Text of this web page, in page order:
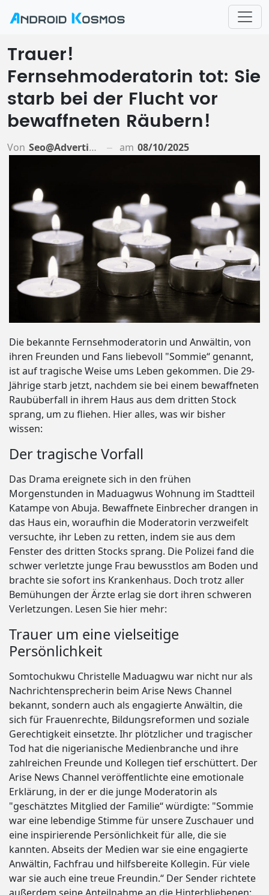
Trauer!
Fernsehmoderatorin tot: Sie
starb bei der Flucht vor
bewaffneten Räubern!
Von Seo@advertiso.de am 08/10/2025
Die bekannte Fernsehmoderatorin und Anwältin, von
ihren Freunden und Fans liebevoll "Sommie“ genannt,
ist auf tragische Weise ums Leben gekommen. Die 29-
Jährige starb jetzt, nachdem sie bei einem bewaffneten
Raubüberfall in ihrem Haus aus dem dritten Stock
sprang, um zu fliehen. Hier alles, was wir bisher
wissen:
Der tragische Vorfall
Das Drama ereignete sich in den frühen
Morgenstunden in Maduagwus Wohnung im Stadtteil
Katampe von Abuja. Bewaffnete Einbrecher drangen in
das Haus ein, woraufhin die Moderatorin verzweifelt
versuchte, ihr Leben zu retten, indem sie aus dem
Fenster des dritten Stocks sprang. Die Polizei fand die
schwer verletzte junge Frau bewusstlos am Boden und
brachte sie sofort ins Krankenhaus. Doch trotz aller
Bemühungen der Ärzte erlag sie dort ihren schweren
Verletzungen. Lesen Sie hier mehr:
Trauer um eine vielseitige
Persönlichkeit
Somtochukwu Christelle Maduagwu war nicht nur als
Nachrichtensprecherin beim Arise News Channel
bekannt, sondern auch als engagierte Anwältin, die
sich für Frauenrechte, Bildungsreformen und soziale
Gerechtigkeit einsetzte. Ihr plötzlicher und tragischer
Tod hat die nigerianische Medienbranche und ihre
zahlreichen Freunde und Kollegen tief erschüttert. Der
Arise News Channel veröffentlichte eine emotionale
Erklärung, in der er die junge Moderatorin als
"geschätztes Mitglied der Familie“ würdigte: "Sommie
war eine lebendige Stimme für unsere Zuschauer und
eine inspirierende Persönlichkeit für alle, die sie
kannten. Abseits der Medien war sie eine engagierte
Anwältin, Fachfrau und hilfsbereite Kollegin. Für viele
war sie auch eine treue Freundin.“ Der Sender richtete